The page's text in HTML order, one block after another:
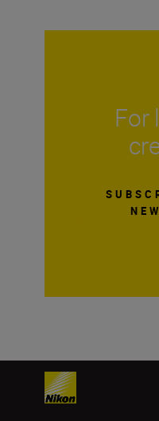
For